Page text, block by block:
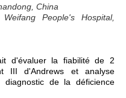
China
People's Hospital,
d'évaluer la fiabilité de 2
III d'Andrews et analyse
de la déficience